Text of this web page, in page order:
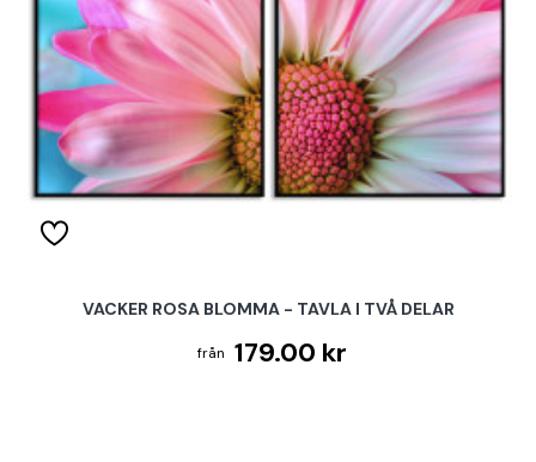
VACKER ROSA BLOMMA - TAVLA I TVÅ DELAR
179.00 kr